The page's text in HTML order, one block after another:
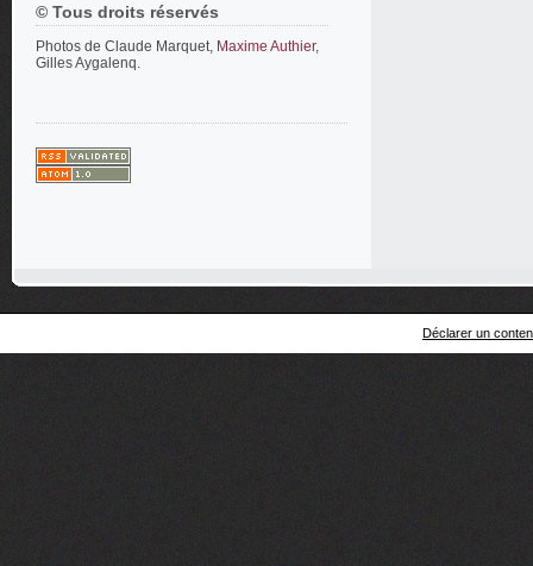
© Tous droits réservés
Photos de Claude Marquet, Maxime Authier,
Gilles Aygalenq.
Déclarer un